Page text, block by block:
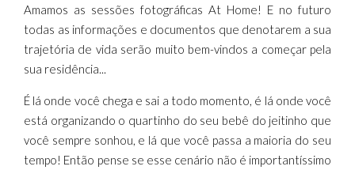
Amamos as sessões fotográficas At Home! E no futuro
todas as informações e documentos que denotarem a sua
trajetória de vida serão muito bem-vindos a começar pela
sua residência...
É lá onde você chega e sai a todo momento, é lá onde você
está organizando o quartinho do seu bebê do jeitinho que
você sempre sonhou, e lá que você passa a maioria do seu
tempo! Então pense se esse cenário não é importantíssimo